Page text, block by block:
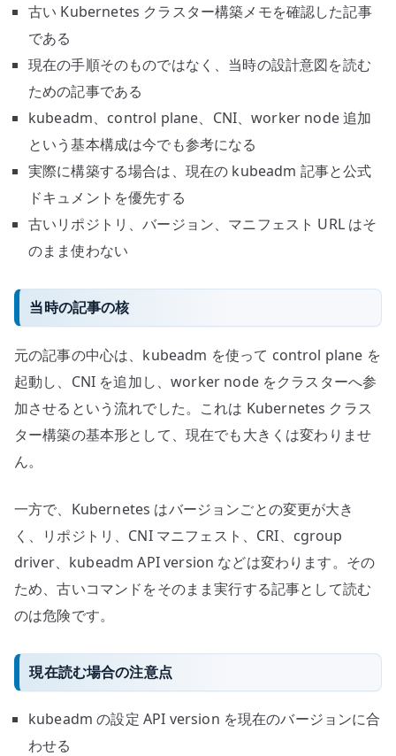
古い Kubernetes クラスター構築メモを確認した記事
である
現在の手順そのものではなく、当時の設計意図を読む
ための記事である
kubeadm、control plane、CNI、worker node 追加
という基本構成は今でも参考になる
実際に構築する場合は、現在の kubeadm 記事と公式
ドキュメントを優先する
古いリポジトリ、バージョン、マニフェスト URL はそ
のまま使わない
当時の記事の核
元の記事の中心は、kubeadm を使って control plane を
起動し、CNI を追加し、worker node をクラスターへ参
加させるという流れでした。これは Kubernetes クラス
ター構築の基本形として、現在でも大きくは変わりませ
ん。
一方で、Kubernetes はバージョンごとの変更が大き
く、リポジトリ、CNI マニフェスト、CRI、cgroup
driver、kubeadm API version などは変わります。その
ため、古いコマンドをそのまま実行する記事として読む
のは危険です。
現在読む場合の注意点
kubeadm の設定 API version を現在のバージョンに合
わせる